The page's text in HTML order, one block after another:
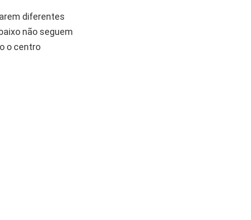
diferentes
não seguem
o centro